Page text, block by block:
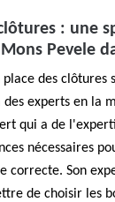
: une
Pevele
des clôtures
experts en la
qui a de
nécessaires
correcte. Son
de choisir les